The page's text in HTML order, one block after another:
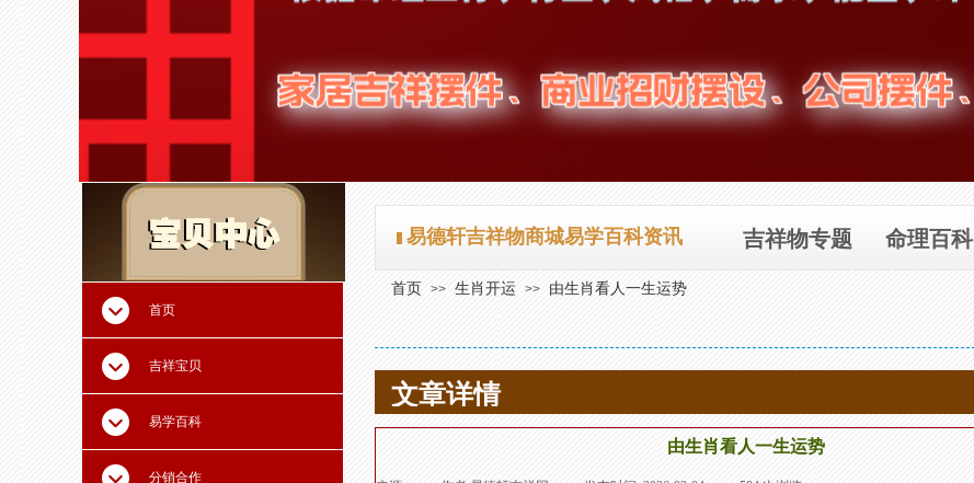
首页
吉祥宝贝
易学百科
分销合作
易德轩吉祥物商城易学百科资讯 吉祥物专题 命理百科
首页 >> 生肖开运 >> 由生肖看人一生运势
文章详情
由生肖看人一生运势